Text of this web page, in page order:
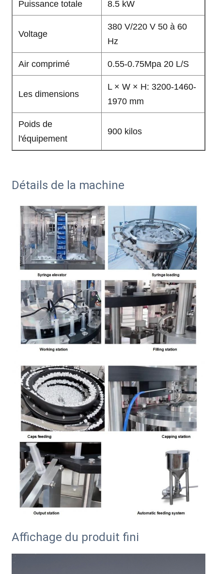
Puissance totale 8.5 kW
Voltage
380 V/220 V 50 à 60
Hz
Air comprimé 0.55-0.75Mpa 20 L/S
Les dimensions
L × W × H: 3200-1460-
1970 mm
Poids de
l'équipement
900 kilos
Détails de la machine
Affichage du produit fini